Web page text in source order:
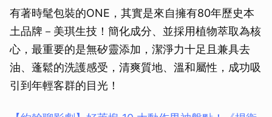
有著時髦包裝的ONE，其實是來自擁有80年歷史本
土品牌－美琪生技！簡化成分、並採用植物萃取為核
心，最重要的是無矽靈添加，潔淨力十足且兼具去
油、蓬鬆的洗護感受，清爽質地、溫和屬性，成功吸
引到年輕客群的目光！